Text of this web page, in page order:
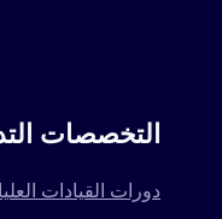
التخصصات
دورات القيادات